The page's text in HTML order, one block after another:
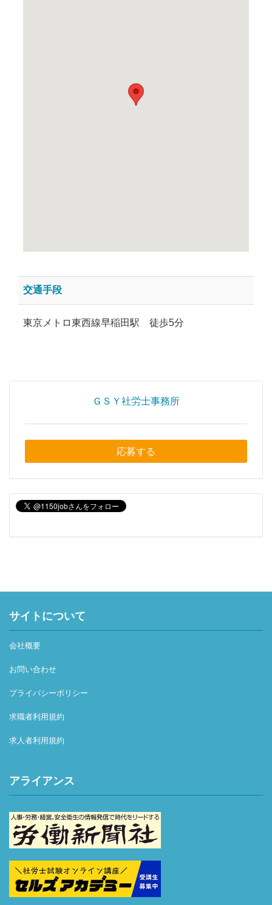
交通手段
東京メトロ東西線早稲田駅 徒歩5分
ＧＳＹ社労士事務所
応募する
サイトについて
会社概要
お問い合わせ
プライバシーポリシー
求職者利用規約
求人者利用規約
アライアンス